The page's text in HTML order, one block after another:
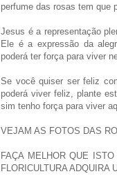
perfume das rosas tem que
Jesus é a representação
Ele é a expressão da
poderá ter força para viver
Se você quiser ser feliz
poderá viver feliz, plante
sim tenho força para viver
VEJAM AS FOTOS DAS
FAÇA MELHOR QUE
FLORICULTURA ADQUIRA